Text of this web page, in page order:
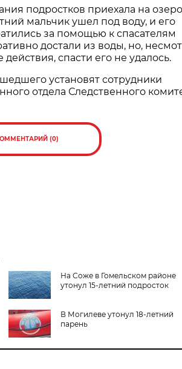
подростков приехала на
мальчик ушел под воду, и его
за помощью к спасателям
достали из воды, но,
спасти его не удалось.
установят сотрудники
отдела Следственного
(0)
На Соже в Гомельском районе
утонул 15-летний подросток
В Могилеве утонул 18-летний
парень